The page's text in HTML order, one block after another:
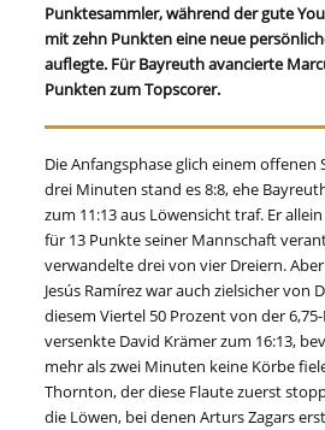
Punktesammler, während der gute
mit zehn Punkten eine neue
auflegte. Für Bayreuth avancierte
Punkten zum Topscorer.
Die Anfangsphase glich einem offenen
drei Minuten stand es 8:8, ehe
zum 11:13 aus Löwensicht traf. Er
für 13 Punkte seiner Mannschaft
verwandelte drei von vier Dreiern.
Jesús Ramírez war auch zielsicher
diesem Viertel 50 Prozent von der
versenkte David Krämer zum 16:13,
mehr als zwei Minuten keine Körbe
Thornton, der diese Flaute zuerst
die Löwen, bei denen Arturs Zagars